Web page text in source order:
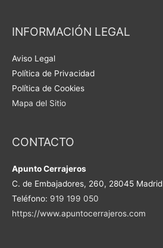
INFORMACIÓN LEGAL
Aviso Legal
Política de Privacidad
Política de Cookies
Mapa del Sitio
CONTACTO
Apunto Cerrajeros
C. de Embajadores, 260, 28045 Madrid
Teléfono: 919 199 050
https://www.apuntocerrajeros.com